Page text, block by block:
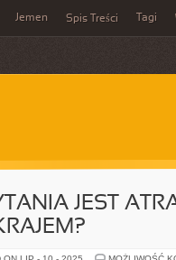
Jemen Spis Treści Tagi
JEST